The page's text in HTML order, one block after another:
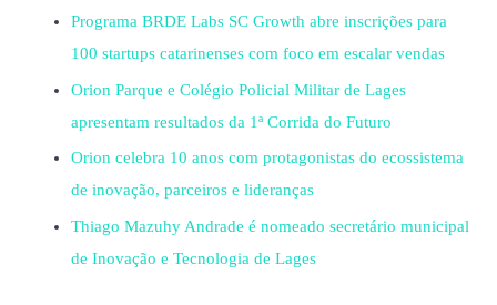
Programa BRDE Labs SC Growth abre inscrições para
100 startups catarinenses com foco em escalar vendas
Orion Parque e Colégio Policial Militar de Lages
apresentam resultados da 1ª Corrida do Futuro
Orion celebra 10 anos com protagonistas do ecossistema
de inovação, parceiros e lideranças
Thiago Mazuhy Andrade é nomeado secretário municipal
de Inovação e Tecnologia de Lages